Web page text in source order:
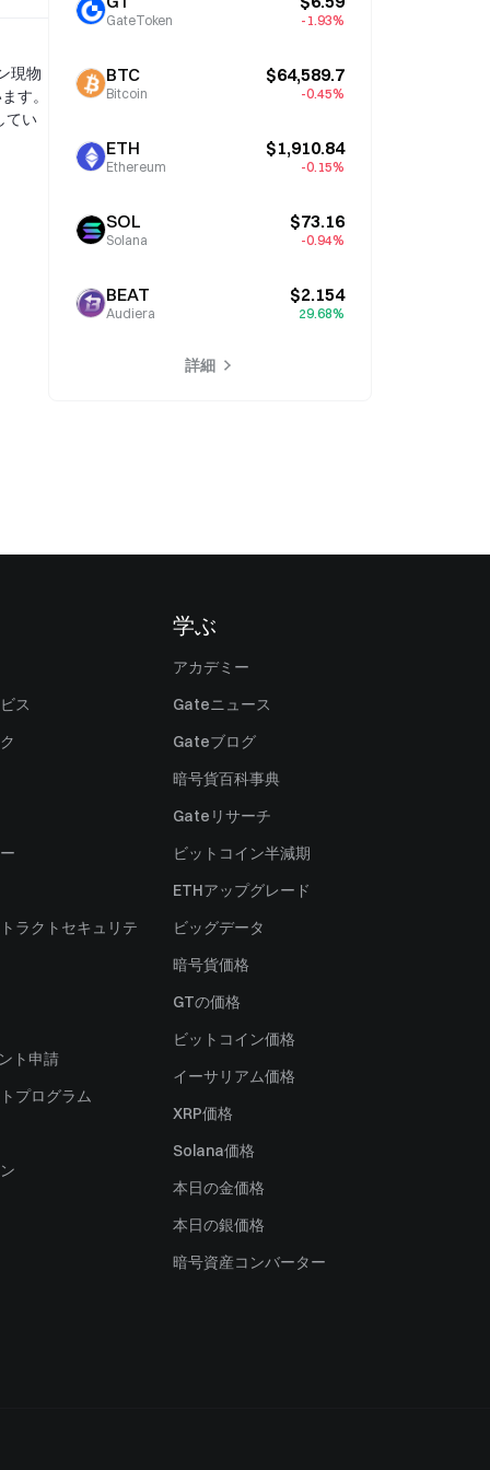
現物
す。
てい
GateToken -1.93%
BTC
Bitcoin
$64,589.7
-0.45%
ETH
Ethereum
$1,910.84
-0.15%
SOL
Solana
$73.16
-0.94%
BEAT
Audiera
$2.154
29.68%
詳細
ス
ラクトセキュリテ
ト申請
プログラム
学ぶ
アカデミー
Gateニュース
Gateブログ
暗号貨百科事典
Gateリサーチ
ビットコイン半減期
ETHアップグレード
ビッグデータ
暗号貨価格
GTの価格
ビットコイン価格
イーサリアム価格
XRP価格
Solana価格
本日の金価格
本日の銀価格
暗号資産コンバーター